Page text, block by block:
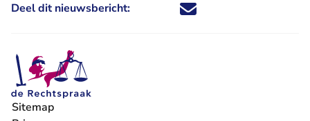
Deel dit nieuwsbericht: Deel dit nieuwsbericht via X -
Deel dit nieuwsbericht via
Deel dit nieuwsbericht
Deel dit
Sitemap